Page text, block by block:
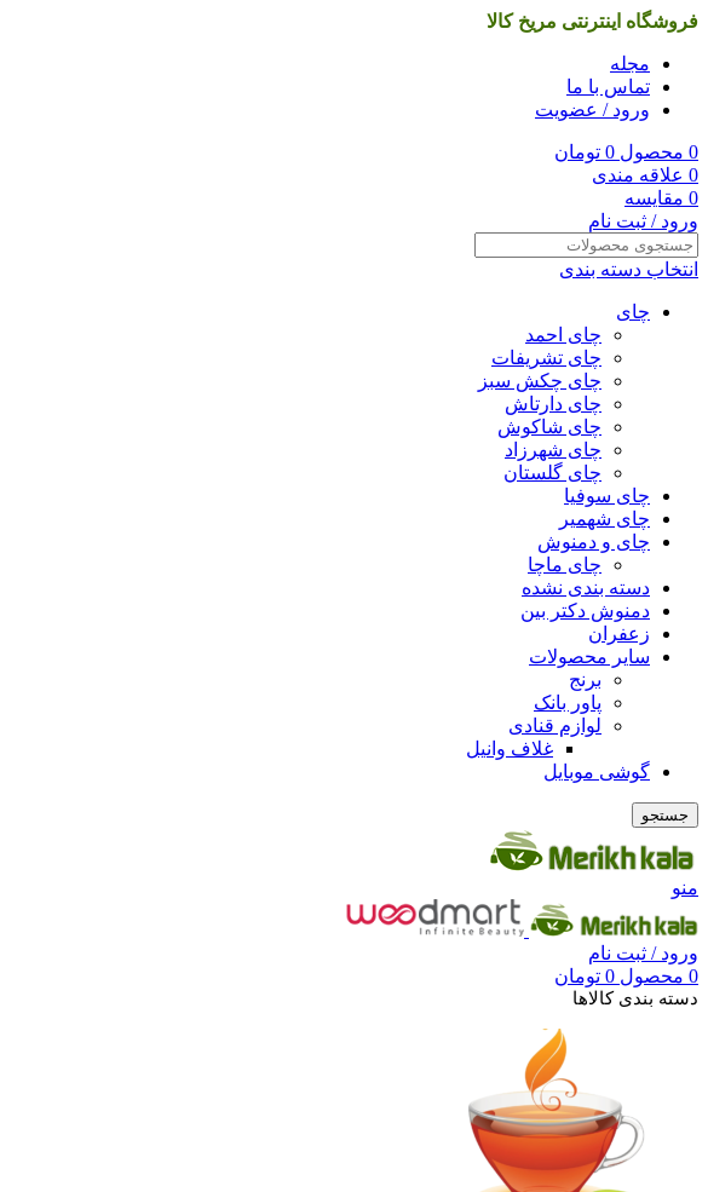
فروشگاه اینترنتی مریخ کالا
مجله
تماس با ما
ورود / عضویت
0 محصول 0 تومان
0 علاقه مندی
0 مقایسه
ورود / ثبت نام
انتخاب دسته بندی
چای
چای احمد
چای تشریفات
چای چکش سبز
چای دارتاش
چای شاکوش
چای شهرزاد
چای گلستان
چای سوفیا
چای شهمیر
چای و دمنوش
چای ماچا
دسته بندی نشده
دمنوش دکتر بین
زعفران
سایر محصولات
برنج
پاور بانک
لوازم قنادی
غلاف وانیل
گوشی موبایل
جستجو
منو
ورود / ثبت نام
0 محصول 0 تومان
دسته بندی کالاها